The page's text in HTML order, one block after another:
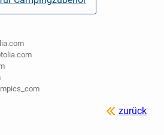
zurück